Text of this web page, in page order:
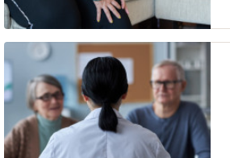
Voir
Bilan
santé